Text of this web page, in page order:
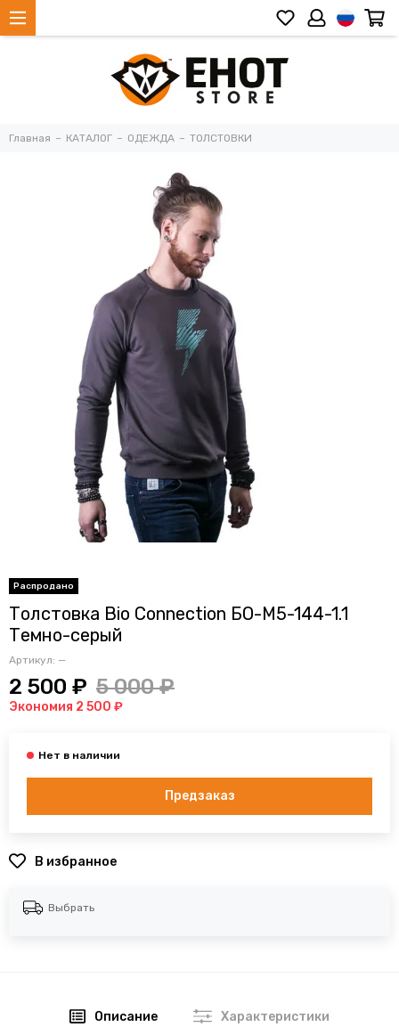
Главная КАТАЛОГ ОДЕЖДА ТОЛСТОВКИ
Толстовка Bio Connection БО-М5-144-1.1
Темно-серый
Артикул: —
2 500 ₽ 5 000 ₽
Экономия 2 500 ₽
Предзаказ
В избранное
Выбрать
Описание Характеристики